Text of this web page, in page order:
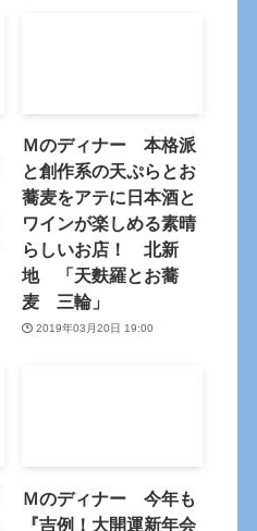
Ｍのディナー 本格派
と創作系の天ぷらとお
蕎麦をアテに日本酒と
ワインが楽しめる素晴
らしいお店！ 北新
地 「天麩羅とお蕎
麦 三輪」
2019年03月20日 19:00
Ｍのディナー 今年も
『吉例！大開運新年会